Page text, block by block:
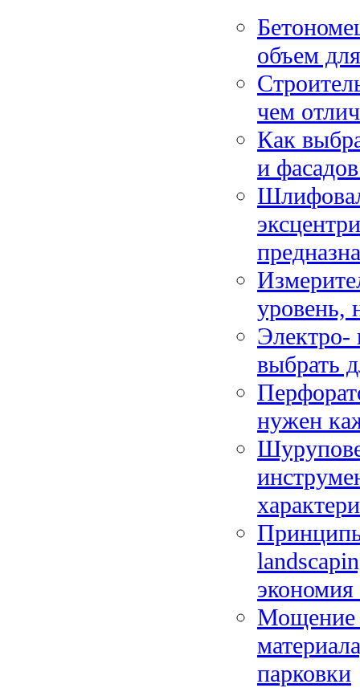
объем
чем
Как
и
уровень,
Электро-
выбрать
нужен
Мощение
парковки